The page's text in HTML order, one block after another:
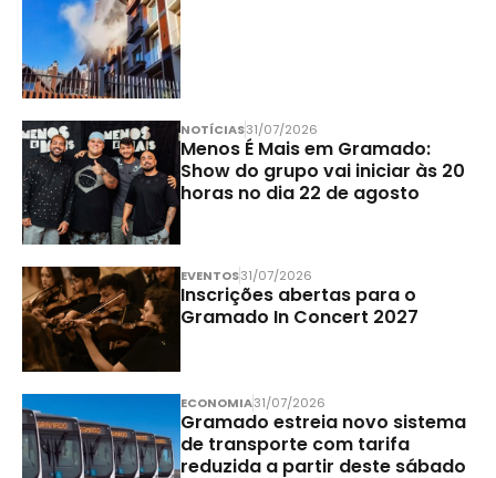
NOTÍCIAS31/07/2026
Menos É Mais em Gramado:
Show do grupo vai iniciar às 20
horas no dia 22 de agosto
EVENTOS31/07/2026
Inscrições abertas para o
Gramado In Concert 2027
ECONOMIA31/07/2026
Gramado estreia novo sistema
de transporte com tarifa
reduzida a partir deste sábado